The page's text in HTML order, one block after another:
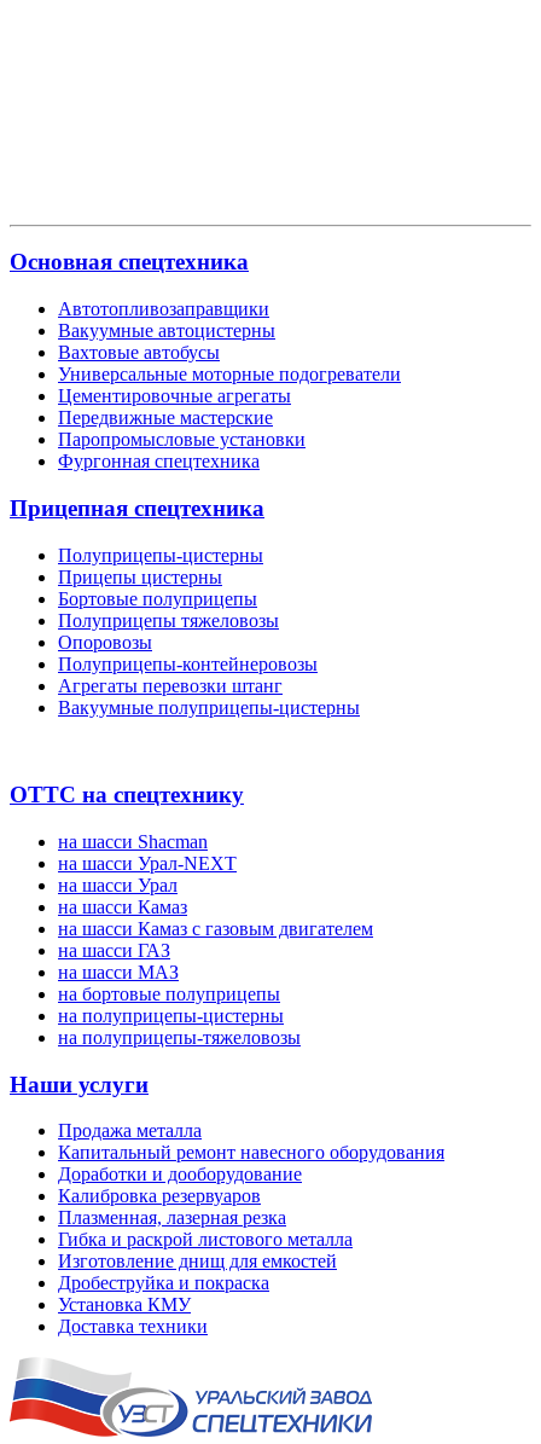
Основная спецтехника
Автотопливозаправщики
Вакуумные автоцистерны
Вахтовые автобусы
Универсальные моторные подогреватели
Цементировочные агрегаты
Передвижные мастерские
Паропромысловые установки
Фургонная спецтехника
Прицепная спецтехника
Полуприцепы-цистерны
Прицепы цистерны
Бортовые полуприцепы
Полуприцепы тяжеловозы
Опоровозы
Полуприцепы-контейнеровозы
Агрегаты перевозки штанг
Вакуумные полуприцепы-цистерны
ОТТС на спецтехнику
на шасси Shacman
на шасси Урал-NEXT
на шасси Урал
на шасси Камаз
на шасси Камаз с газовым двигателем
на шасси ГАЗ
на шасси МАЗ
на бортовые полуприцепы
на полуприцепы-цистерны
на полуприцепы-тяжеловозы
Наши услуги
Продажа металла
Капитальный ремонт навесного оборудования
Доработки и дооборудование
Калибровка резервуаров
Плазменная, лазерная резка
Гибка и раскрой листового металла
Изготовление днищ для емкостей
Дробеструйка и покраска
Установка КМУ
Доставка техники